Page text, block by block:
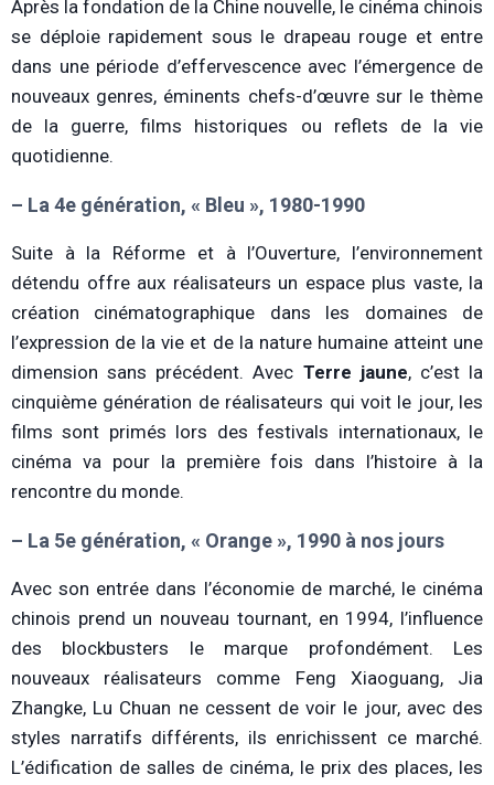
Après la fondation de la Chine nouvelle, le cinéma chinois
se déploie rapidement sous le drapeau rouge et entre
dans une période d’effervescence avec l’émergence de
nouveaux genres, éminents chefs-d’œuvre sur le thème
de la guerre, films historiques ou reflets de la vie
quotidienne.
– La 4e génération, « Bleu », 1980-1990
Suite à la Réforme et à l’Ouverture, l’environnement
détendu offre aux réalisateurs un espace plus vaste, la
création cinématographique dans les domaines de
l’expression de la vie et de la nature humaine atteint une
dimension sans précédent. Avec Terre jaune, c’est la
cinquième génération de réalisateurs qui voit le jour, les
films sont primés lors des festivals internationaux, le
cinéma va pour la première fois dans l’histoire à la
rencontre du monde.
– La 5e génération, « Orange », 1990 à nos jours
Avec son entrée dans l’économie de marché, le cinéma
chinois prend un nouveau tournant, en 1994, l’influence
des blockbusters le marque profondément. Les
nouveaux réalisateurs comme Feng Xiaoguang, Jia
Zhangke, Lu Chuan ne cessent de voir le jour, avec des
styles narratifs différents, ils enrichissent ce marché.
L’édification de salles de cinéma, le prix des places, les